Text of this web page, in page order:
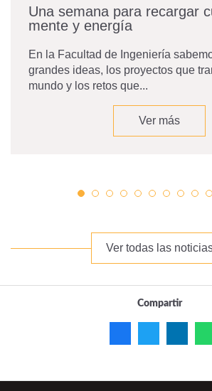
Una semana para recargar
mente y energía
En la Facultad de Ingeniería
grandes ideas, los proyectos que
mundo y los retos que...
Ver más
Ver todas las
Compartir